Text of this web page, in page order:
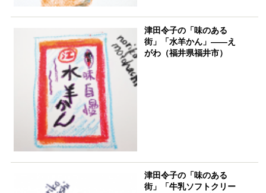
津田令子の「味のある
街」「水羊かん」――え
がわ（福井県福井市）
津田令子の「味のある
街」「牛乳ソフトクリー